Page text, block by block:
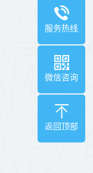
服务热线
微信咨询
返回顶部